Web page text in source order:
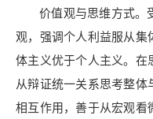
价值观与思维方式。
观，强调个人利益服从集
体主义优于个人主义。在
从辩证统一关系思考整
相互作用，善于从宏观看